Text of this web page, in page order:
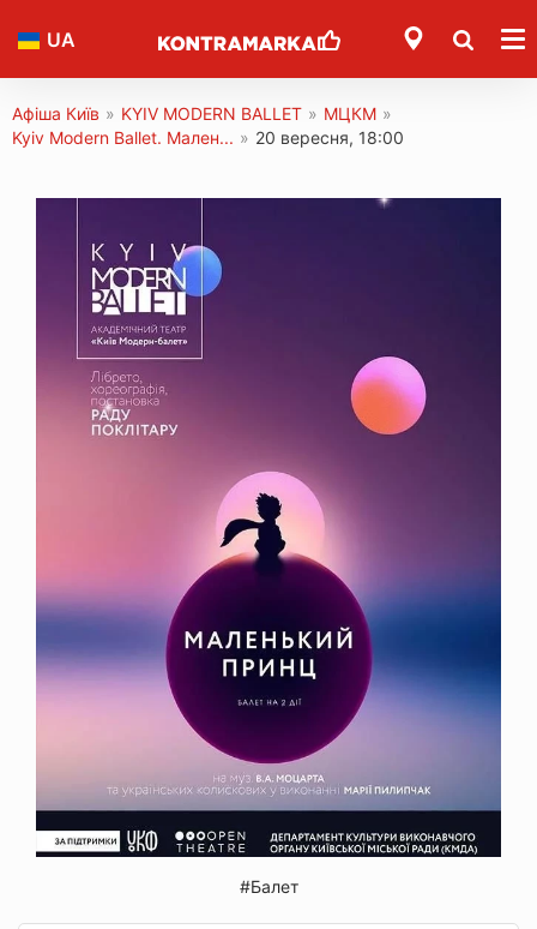
UA
Афіша Київ » KYIV MODERN BALLET » МЦКМ »
Kyiv Modern Ballet. Мален... » 20 вересня, 18:00
#Балет